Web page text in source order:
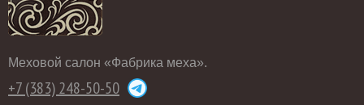
Меховой салон «Фабрика меха».
+7 (383) 248-50-50